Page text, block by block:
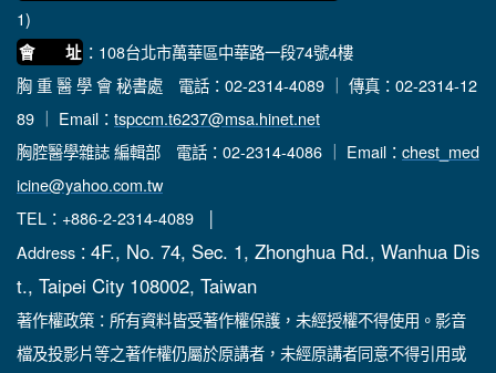
1)
會 址 ：108台北市萬華區中華路一段74號4樓
胸 重 醫 學 會 秘書處 電話：02-2314-4089 ｜ 傳真：02-2314-12
89 ｜ Email： tspccm.t6237@msa.hinet.net
胸腔醫學雜誌 編輯部 電話：02-2314-4086 ｜ Email： chest_med
icine@yahoo.com.tw
TEL：+886-2-2314-4089 │
Address： 4F., No. 74, Sec. 1, Zhonghua Rd., Wanhua Dis
t., Taipei City 108002, Taiwan
著作權政策：所有資料皆受著作權保護，未經授權不得使用。影音
檔及投影片等之著作權仍屬於原講者，未經原講者同意不得引用或